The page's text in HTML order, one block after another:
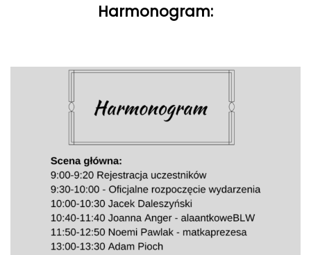
Harmonogram: